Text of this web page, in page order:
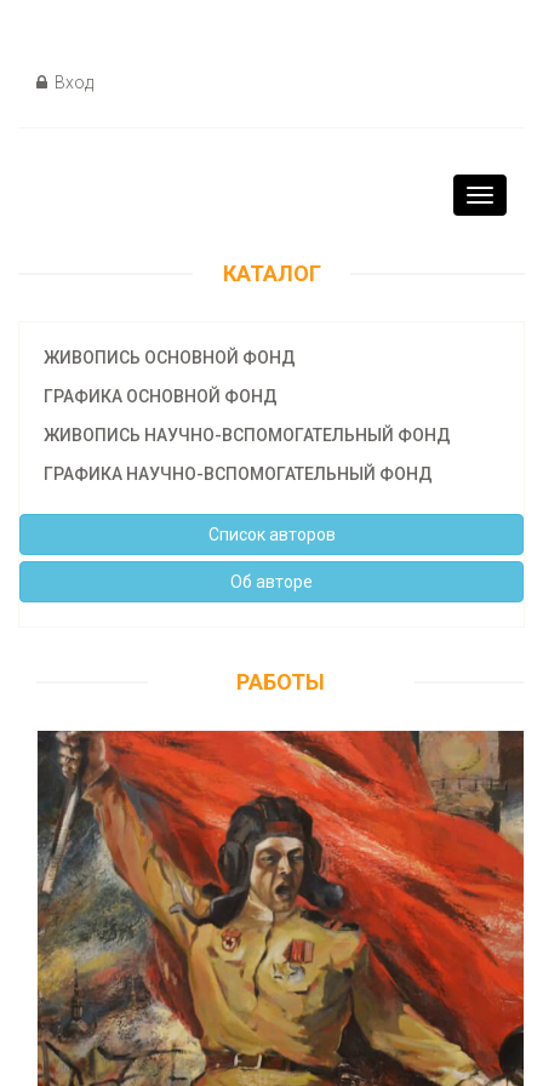
Вход
Toggle
КАТАЛОГ
ЖИВОПИСЬ ОСНОВНОЙ ФОНД
ГРАФИКА ОСНОВНОЙ ФОНД
ЖИВОПИСЬ НАУЧНО-ВСПОМОГАТЕЛЬНЫЙ ФОНД
ГРАФИКА НАУЧНО-ВСПОМОГАТЕЛЬНЫЙ ФОНД
Cписок авторов
Об авторе
РАБОТЫ